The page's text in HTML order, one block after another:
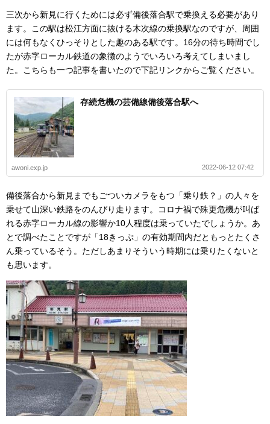
三次から新見に行くためには必ず備後落合駅で乗換える必要があり
ます。この駅は松江方面に抜ける木次線の乗換駅なのですが、周囲
には何もなくひっそりとした趣のある駅です。16分の待ち時間でし
たが赤字ローカル鉄道の象徴のようでいろいろ考えてしまいまし
た。こちらも一つ記事を書いたので下記リンクからご覧ください。
存続危機の芸備線備後落合駅へ
awoni.exp.jp 2022-06-12 07:42
備後落合から新見までもごついカメラをもつ「乗り鉄？」の人々を
乗せて山深い鉄路をのんびり走ります。コロナ禍で殊更危機が叫ば
れる赤字ローカル線の影響か10人程度は乗っていたでしょうか。あ
とで調べたことですが「18きっぷ」の有効期間内だともっとたくさ
ん乗っているそう。ただしあまりそういう時期には乗りたくないと
も思います。